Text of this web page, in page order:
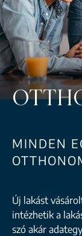
MINDEN
Új lakást
intézhetik a
szó akár